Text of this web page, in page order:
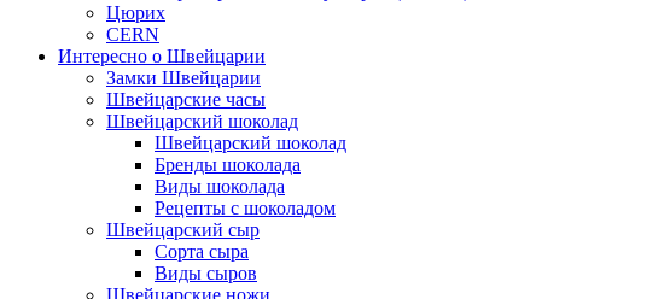
Цюрих
CERN
Интересно о Швейцарии
Замки Швейцарии
Швейцарские часы
Швейцарский шоколад
Швейцарский шоколад
Бренды шоколада
Виды шоколада
Рецепты с шоколадом
Швейцарский сыр
Сорта сыра
Виды сыров